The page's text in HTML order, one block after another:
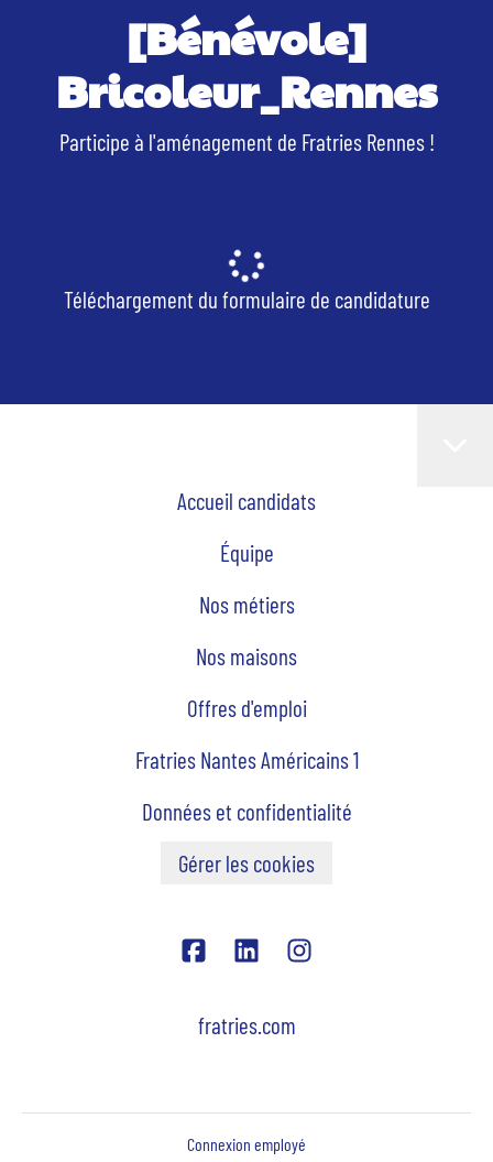
[Bénévole]
Bricoleur_Rennes
Participe à l'aménagement de Fratries Rennes !
Téléchargement du formulaire de candidature
Accueil candidats
Équipe
Nos métiers
Nos maisons
Offres d'emploi
Fratries Nantes Américains 1
Données et confidentialité
Gérer les cookies
fratries.com
Connexion employé